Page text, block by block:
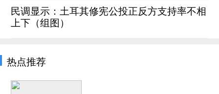
民调显示：土耳其修宪公投正反方支持率不相
上下（组图）
热点推荐